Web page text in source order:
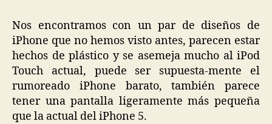
Nos encontramos con un par de diseños de
iPhone que no hemos visto antes, parecen estar
hechos de plástico y se asemeja mucho al iPod
Touch actual, puede ser supuesta-mente el
rumoreado iPhone barato, también parece
tener una pantalla ligeramente más pequeña
que la actual del iPhone 5.